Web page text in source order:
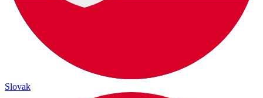
Slovak